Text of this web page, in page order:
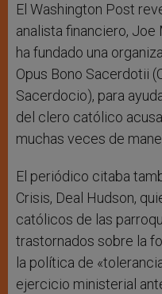
El Washington Post
analista financiero, Joe
ha fundado una
Opus Bono Sacerdotii
Sacerdocio), para
del clero católico
muchas veces de
El periódico citaba
Crisis, Deal Hudson,
católicos de las
trastornados sobre la
la política de
ejercicio ministerial